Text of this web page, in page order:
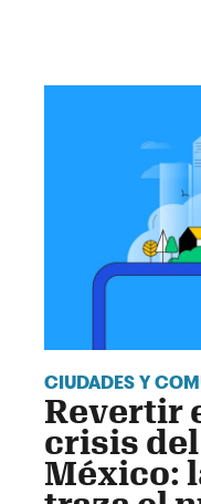
CIUDADES Y
Revertir
crisis del
México: